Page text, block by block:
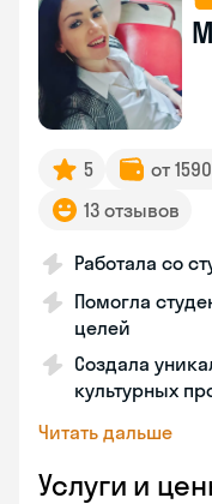
5 от
13 отзывов
Работала со
Помогла
целей
Создала
культурных
Читать дальше
Услуги и